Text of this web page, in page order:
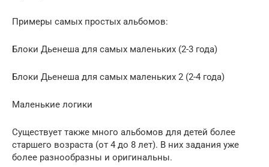
Примеры самых простых альбомов:
Блоки Дьенеша для самых маленьких (2-3 года)
Блоки Дьенеша для самых маленьких 2 (2-4 года)
Маленькие логики
Существует также много альбомов для детей более
старшего возраста (от 4 до 8 лет). В них задания уже
более разнообразны и оригинальны.